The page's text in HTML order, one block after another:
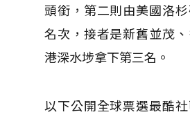
頭銜，第二則由美國洛
名次，接者是新舊並茂
港深水埗拿下第三名。
以下公開全球票選最酷社